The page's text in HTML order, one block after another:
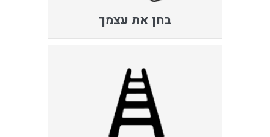
בחן את עצמך